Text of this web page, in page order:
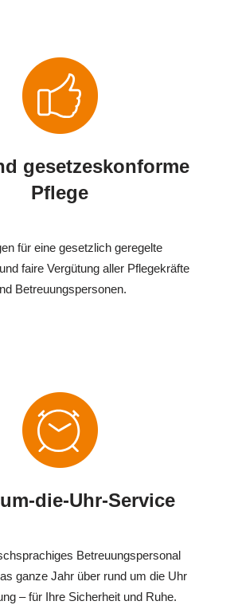
gesetzeskonforme
Pflege
für eine gesetzlich geregelte
faire Vergütung aller Pflegekräfte
Betreuungspersonen.
die-Uhr-Service
Betreuungspersonal
ganze Jahr über rund um die Uhr
– für Ihre Sicherheit und Ruhe.